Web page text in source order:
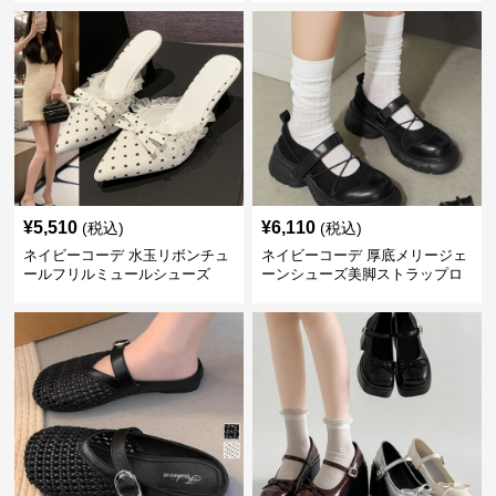
¥5,510 (税込)
ネイビーコーデ 水玉リボンチュ
ールフリルミュールシューズ
¥6,110 (税込)
ネイビーコーデ 厚底メリージェ
ーンシューズ美脚ストラップロ